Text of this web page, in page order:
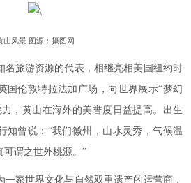
山风景 图源：摄图网
名旅游资源的代表，相继亮相美国纽约时
国伦敦特拉法加广场，向世界展示“梦幻
，黄山在海外的美誉度日益提高。出生
知曾说：“我们徽州，山水灵秀，气候温
谓之世外桃源。”
家世界文化与自然双重遗产的运营商，